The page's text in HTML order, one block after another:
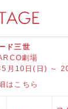
ド三世
劇場
月10日(日) ～
はこちら